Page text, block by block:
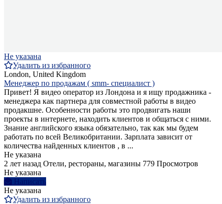
Не указана
Удалить из избранного
London, United Kingdom
Менеджер по продажам ( smm- специалист )
Привет! Я видео оператор из Лондона и я ищу продажника -
менеджера как партнера для совместной работы в видео
продакшне. Особенности работы это продвигать наши
проекты в интернете, находить клиентов и общаться с ними.
Знание английского языка обязательно, так как мы будем
работать по всей Великобритании. Зарплата зависит от
количества найденных клиентов , в ...
Не указана
2 лет назад Отели, рестораны, магазины 779 Просмотров
Не указана
Написать
Не указана
Удалить из избранного